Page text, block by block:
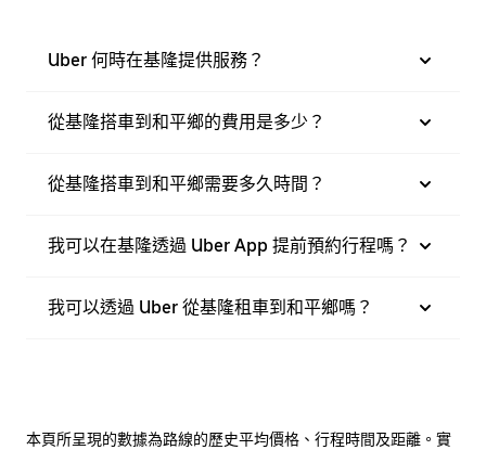
Uber 何時在基隆提供服務？
從基隆搭車到和平鄉的費用是多少？
從基隆搭車到和平鄉需要多久時間？
我可以在基隆透過 Uber App 提前預約行程嗎？
我可以透過 Uber 從基隆租車到和平鄉嗎？
本頁所呈現的數據為路線的歷史平均價格、行程時間及距離。實